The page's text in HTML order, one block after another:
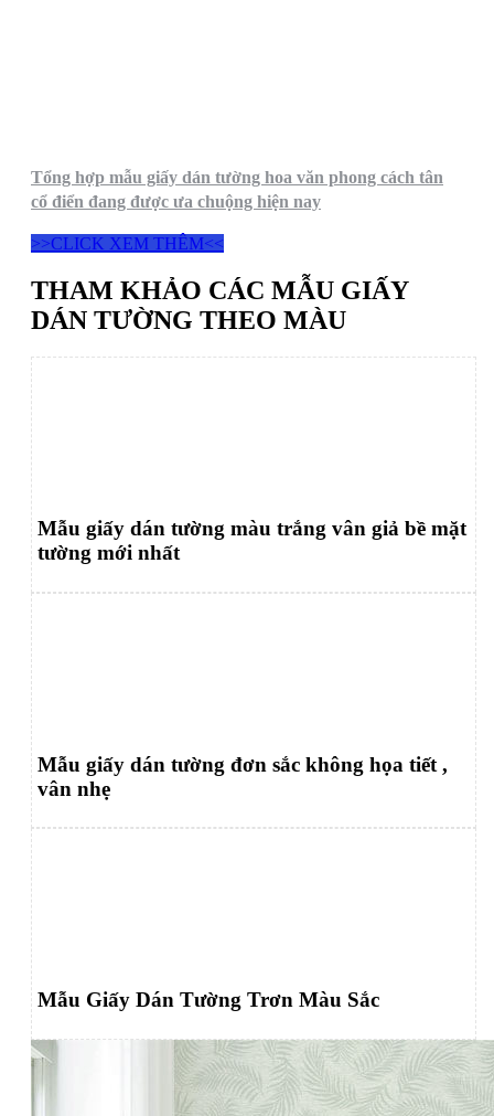
Tổng hợp mẫu giấy dán tường hoa văn phong cách tân
cổ điển đang được ưa chuộng hiện nay
>>CLICK XEM THÊM<<
THAM KHẢO CÁC MẪU GIẤY
DÁN TƯỜNG THEO MÀU
Mẫu giấy dán tường màu trắng vân giả bề mặt
tường mới nhất
Mẫu giấy dán tường đơn sắc không họa tiết ,
vân nhẹ
Mẫu Giấy Dán Tường Trơn Màu Sắc